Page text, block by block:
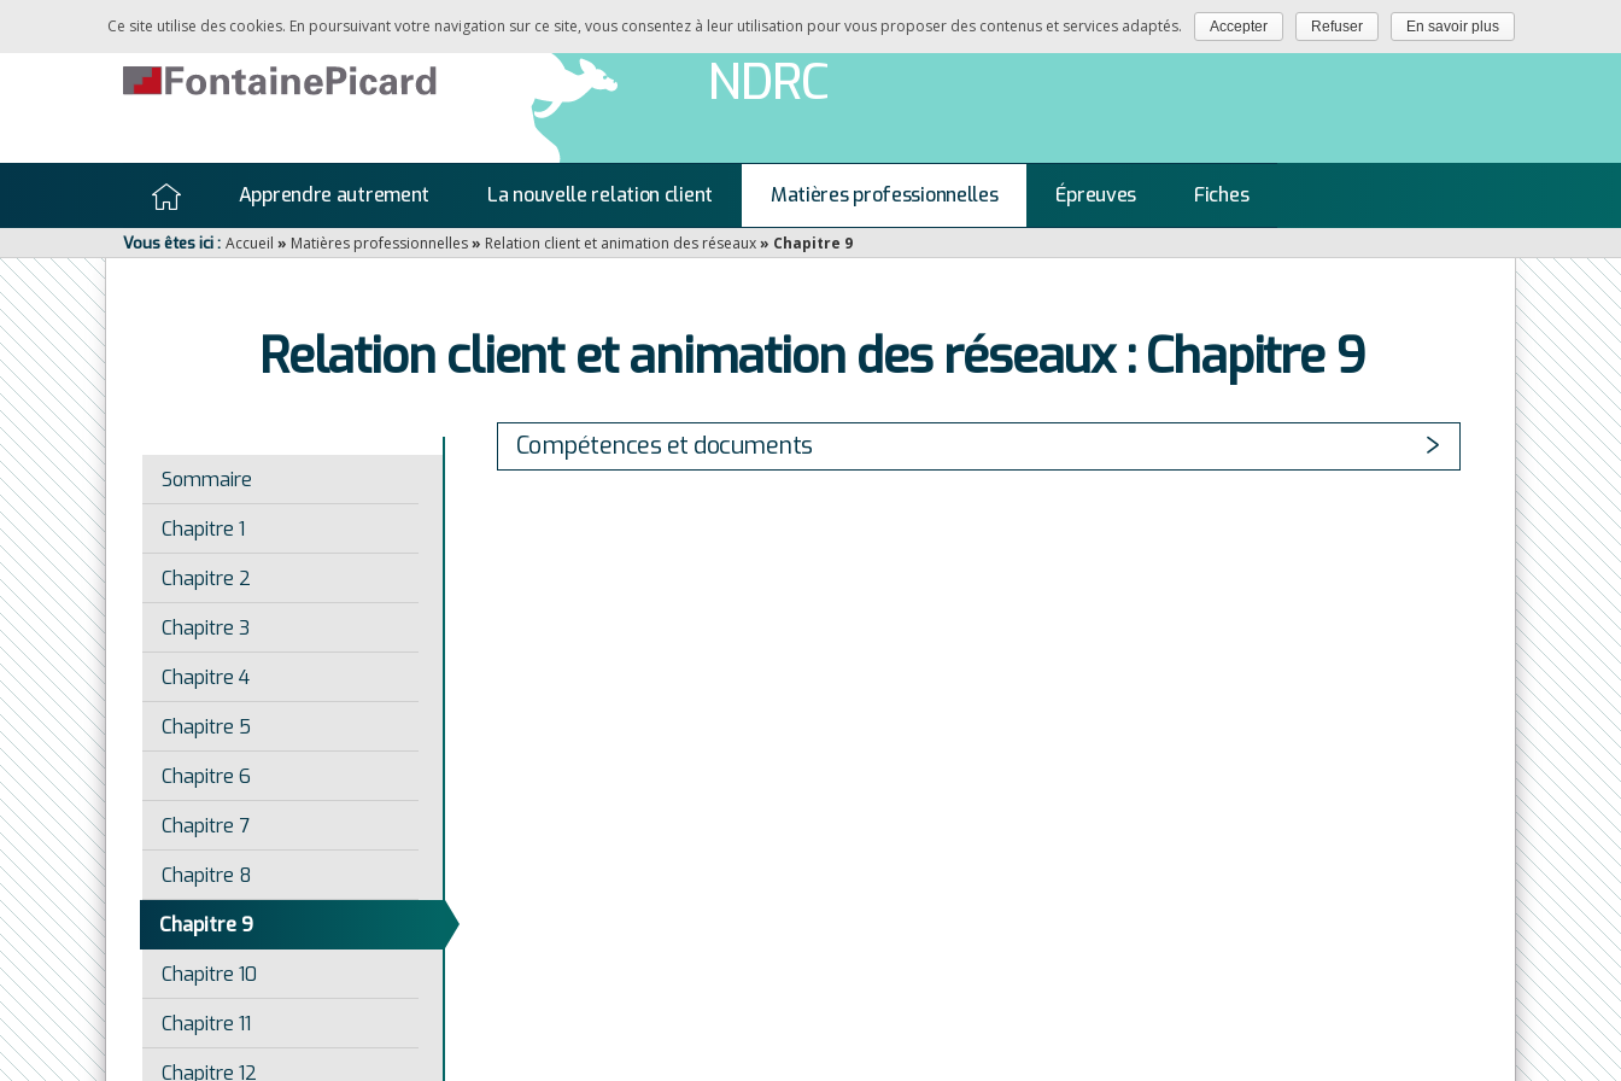
NDRC
Apprendre autrement La nouvelle relation client Matières professionnelles Épreuves Fiches
Vous êtes ici : Accueil » Matières professionnelles» Relation client et animation des réseaux» Chapitre 9
Relation client et animation des réseaux : Chapitre 9
Sommaire
Chapitre 1
Chapitre 2
Chapitre 3
Chapitre 4
Chapitre 5
Chapitre 6
Chapitre 7
Chapitre 8
Chapitre 9
Chapitre 10
Chapitre 11
Chapitre 12
Compétences et documents
Ce site utilise des cookies. En poursuivant votre navigation sur ce site, vous consentez à leur utilisation pour vous proposer des contenus et services adaptés. Accepter Refuser En savoir plus